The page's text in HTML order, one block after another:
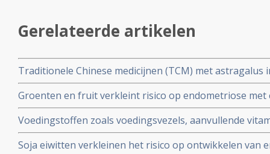
Gerelateerde artikelen
Traditionele Chinese medicijnen (TCM) met astragalus
medicijnen bij patienten met buikvlieskanker geeft 20
overleving in vergelijking met alleen westerse
Groenten en fruit verkleint risico op endometriose met
verhoogt het risico hoog significant op deze pijnlijke
tot endometriosekanker
Voedingstoffen zoals voedingsvezels, aanvullende
vitamines C, E en Betacaroteen en Retinol kunnen het
aanmerkelijk verlagen.
Soja eiwitten verkleinen het risico op ontwikkelen van